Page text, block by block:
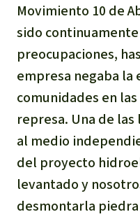
Movimiento 10 de
sido
preocupaciones,
empresa negaba la
comunidades en
represa. Una de
al medio
del proyecto
levantado y
desmontarla piedra